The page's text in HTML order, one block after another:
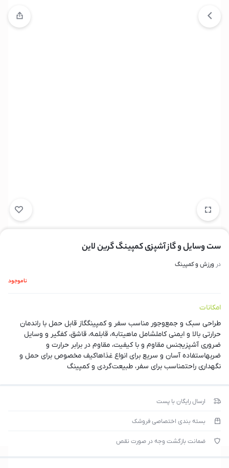
ست وسایل و گاز آشپزی کمپینگ گرین لاین
در ورزش و کمپینگ
ناموجود
امکانات
طراحی سبک و جمع‌وجور مناسب سفر و کمپینگگاز قابل حمل با راندمان
حرارتی بالا و ایمنی کاملشامل ماهیتابه، قابلمه، قاشق، کفگیر و وسایل
ضروری آشپزیجنس مقاوم و با کیفیت، مقاوم در برابر حرارت و
ضربهاستفاده آسان و سریع برای انواع غذاهاکیف مخصوص برای حمل و
نگهداری راحتمناسب برای سفر، طبیعت‌گردی و کمپینگ
ارسال رایگان با پست
بسته بندی اختصاصی فروشک
ضمانت بازگشت وجه در صورت نقص